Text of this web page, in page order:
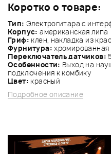
Коротко о товаре:
Тип: Электрогитара с
Корпус: американская липа
Гриф: клен, накладка из
Фурнитура: хромированная
Переключатель датчиков:
Особенности: Выход на
подключения к комбику
Цвет: красный
Подробное описание